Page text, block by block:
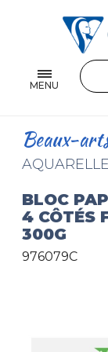
MENU
Feuilles &
Beaux-arts &
Loisirs créatifs
Cuir & trousses
Beaux-
AQUARELLE
BLOC
4 CÔTÉS
300G
976079C